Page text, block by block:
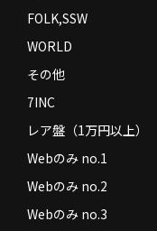
FOLK,SSW
WORLD
その他
7INC
レア盤（1万円以上）
Webのみ no.1
Webのみ no.2
Webのみ no.3